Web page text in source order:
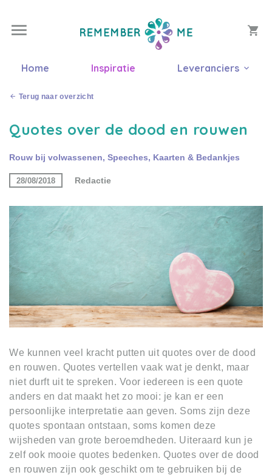
Home Inspiratie Leveranciers
Terug naar overzicht
Quotes over de dood en rouwen
Rouw bij volwassenen, Speeches, Kaarten & Bedankjes
28/08/2018 Redactie
We kunnen veel kracht putten uit quotes over de dood
en rouwen. Quotes vertellen vaak wat je denkt, maar
niet durft uit te spreken. Voor iedereen is een quote
anders en dat maakt het zo mooi: je kan er een
persoonlijke interpretatie aan geven. Soms zijn deze
quotes spontaan ontstaan, soms komen deze
wijsheden van grote beroemdheden. Uiteraard kun je
zelf ook mooie quotes bedenken. Quotes over de dood
en rouwen zijn ook geschikt om te gebruiken bij de